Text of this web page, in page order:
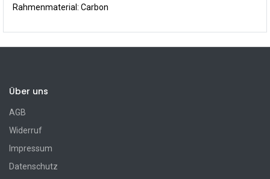
Rahmenmaterial: Carbon
Über uns
AGB
Widerruf
Impressum
Datenschutz